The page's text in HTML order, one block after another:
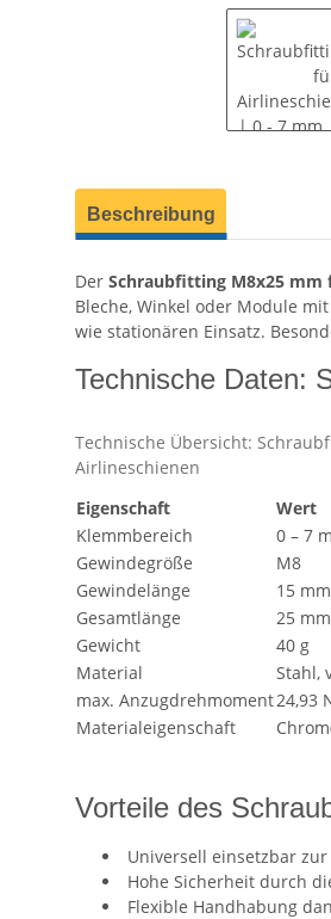
weitere Registerkarten anzeigen
Beschreibung
Der Schraubfitting M8x25 mm
Bleche, Winkel oder Module
wie stationären Einsatz.
Technische Daten:
Technische Übersicht:
Airlineschienen
Eigenschaft
Wert
Klemmbereich
0 – 7
Gewindegröße
M8
Gewindelänge
15 mm
Gesamtlänge
25 mm
Gewicht
40 g
Material
Stahl,
max. Anzugdrehmoment24,93
Materialeigenschaft
Vorteile des
Universell einsetzbar
Hohe Sicherheit durch
Flexible Handhabung